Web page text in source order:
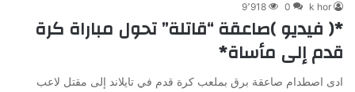
k hor
0 9٬918
*( فيديو )صاعقة “قاتلة” تحول مباراة كرة
قدم إلى مأساة*
ادى اصطدام صاعقة برق بملعب كرة قدم في تايلاند إلى مقتل لاعب